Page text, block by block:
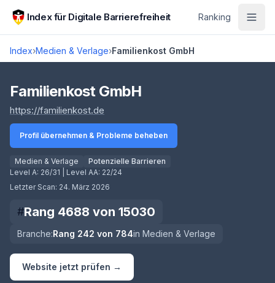
Zum Hauptinhalt springen
Index für Digitale Barrierefreiheit Ranking
Index›Medien & Verlage›Familienkost GmbH
Score lädt
Familienkost GmbH
https://familienkost.de
Profil übernehmen & Probleme beheben
Medien & Verlage
Potenzielle Barrieren
Level A: 26/31 | Level AA: 22/24
Letzter Scan: 24. März 2026
#Rang 4688 von 15030
Branche:Rang 242 von 784in Medien & Verlage
Website jetzt prüfen →